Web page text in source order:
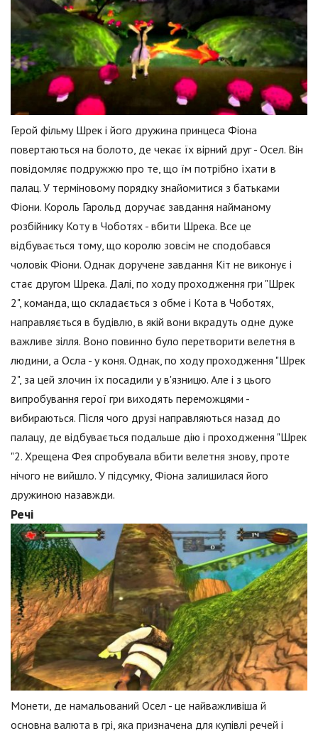
Герой фільму Шрек і його дружина принцеса Фіона
повертаються на болото, де чекає їх вірний друг - Осел. Він
повідомляє подружжю про те, що їм потрібно їхати в
палац. У терміновому порядку знайомитися з батьками
Фіони. Король Гарольд доручає завдання найманому
розбійнику Коту в Чоботях - вбити Шрека. Все це
відбувається тому, що королю зовсім не сподобався
чоловік Фіони. Однак доручене завдання Кіт не виконує і
стає другом Шрека. Далі, по ходу проходження гри "Шрек
2", команда, що складається з обме і Кота в Чоботях,
направляється в будівлю, в якій вони вкрадуть одне дуже
важливе зілля. Воно повинно було перетворити велетня в
людини, а Осла - у коня. Однак, по ходу проходження "Шрек
2", за цей злочин їх посадили у в'язницю. Але і з цього
випробування герої гри виходять переможцями -
вибираються. Після чого друзі направляються назад до
палацу, де відбувається подальше дію і проходження "Шрек
"2. Хрещена Фея спробувала вбити велетня знову, проте
нічого не вийшло. У підсумку, Фіона залишилася його
дружиною назавжди.
Речі
Монети, де намальований Осел - це найважливіша й
основна валюта в грі, яка призначена для купівлі речей і